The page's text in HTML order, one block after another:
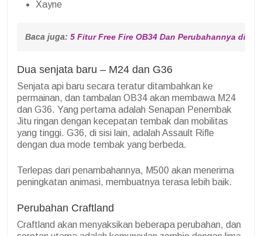
Xayne
Baca juga: 5 Fitur Free Fire OB34 Dan Perubahannya di
Dua senjata baru – M24 dan G36
Senjata api baru secara teratur ditambahkan ke
permainan, dan tambalan OB34 akan membawa M24
dan G36. Yang pertama adalah Senapan Penembak
Jitu ringan dengan kecepatan tembak dan mobilitas
yang tinggi. G36, di sisi lain, adalah Assault Rifle
dengan dua mode tembak yang berbeda.
Terlepas dari penambahannya, M500 akan menerima
peningkatan animasi, membuatnya terasa lebih baik.
Perubahan Craftland
Craftland akan menyaksikan beberapa perubahan, dan